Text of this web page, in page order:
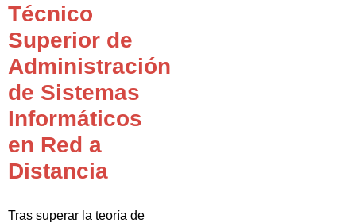
Técnico
Superior de
Administración
de Sistemas
Informáticos
en Red a
Distancia
Tras superar la teoría de